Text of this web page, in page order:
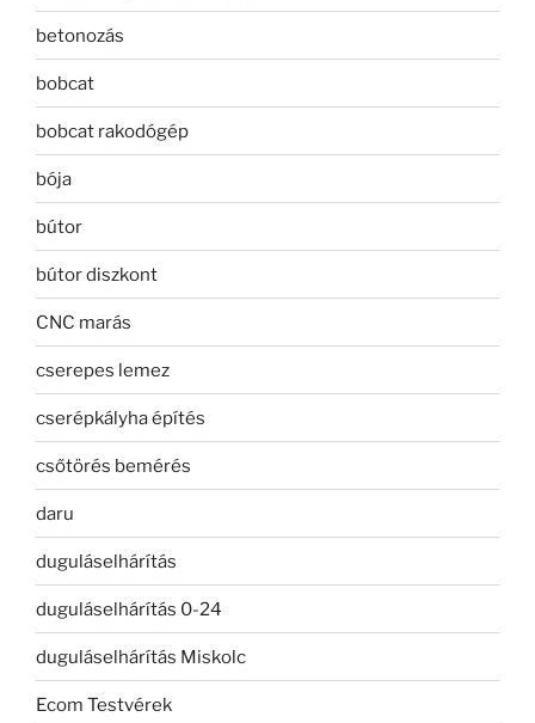
betonozás
bobcat
bobcat rakodógép
bója
bútor
bútor diszkont
CNC marás
cserepes lemez
cserépkályha építés
csőtörés bemérés
daru
duguláselhárítás
duguláselhárítás 0-24
duguláselhárítás Miskolc
Ecom Testvérek